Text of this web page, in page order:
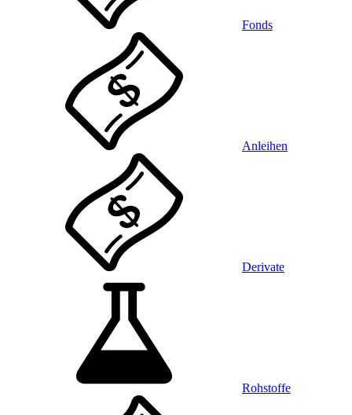
Fonds
Anleihen
Derivate
Rohstoffe